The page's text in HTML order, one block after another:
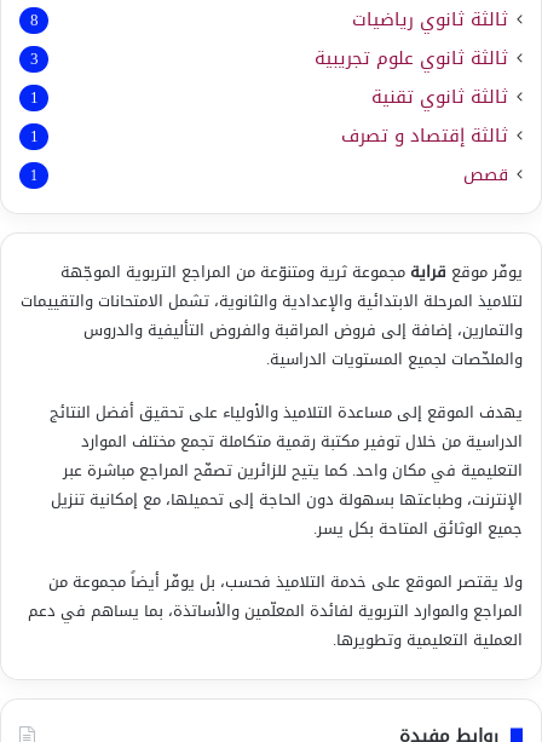
ثالثة ثانوي رياضيات 8
ثالثة ثانوي علوم تجريبية 3
ثالثة ثانوي تقنية 1
ثالثة إقتصاد و تصرف 1
قصص 1
يوفّر موقع قرايةمجموعة ثرية ومتنوّعة من المراجع التربوية الموجّهة
لتلاميذ المرحلة الابتدائية والإعدادية والثانوية، تشمل الامتحانات والتقييمات
والتمارين، إضافة إلى فروض المراقبة والفروض التأليفية والدروس
والملخّصات لجميع المستويات الدراسية.
يهدف الموقع إلى مساعدة التلاميذ والأولياء على تحقيق أفضل النتائج
الدراسية من خلال توفير مكتبة رقمية متكاملة تجمع مختلف الموارد
التعليمية في مكان واحد. كما يتيح للزائرين تصفّح المراجع مباشرة عبر
الإنترنت، وطباعتها بسهولة دون الحاجة إلى تحميلها، مع إمكانية تنزيل
جميع الوثائق المتاحة بكل يسر.
ولا يقتصر الموقع على خدمة التلاميذ فحسب، بل يوفّر أيضاً مجموعة من
المراجع والموارد التربوية لفائدة المعلّمين والأساتذة، بما يساهم في دعم
العملية التعليمية وتطويرها.